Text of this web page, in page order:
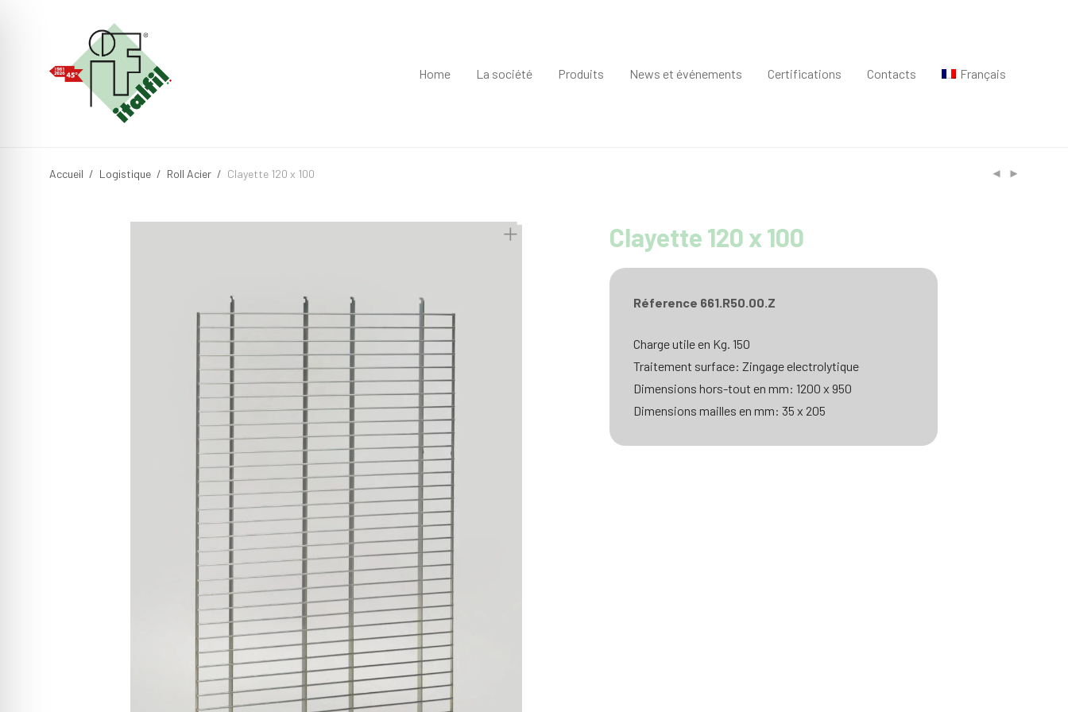
Home La société Produits News et événements Certifications Contacts Français
Accueil / Logistique / Roll Acier / Clayette 120 x 100
Clayette 120 x 100
Réference 661.R50.00.Z
Charge utile en Kg. 150
Traitement surface: Zingage electrolytique
Dimensions hors-tout en mm: 1200 x 950
Dimensions mailles en mm: 35 x 205